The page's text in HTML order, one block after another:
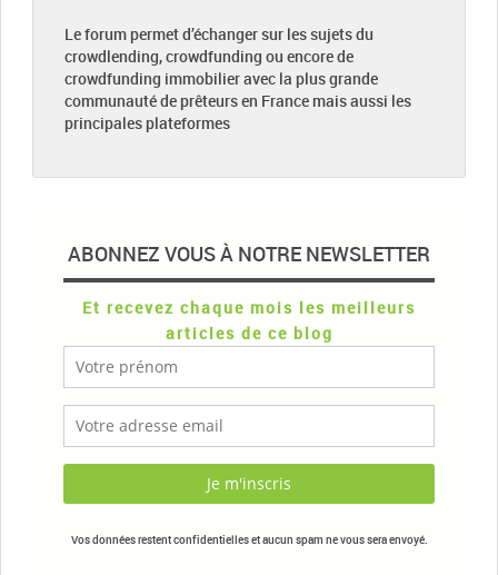
Le forum permet d’échanger sur les sujets du
crowdlending, crowdfunding ou encore de
crowdfunding immobilier avec la plus grande
communauté de prêteurs en France mais aussi les
principales plateformes
ABONNEZ VOUS À NOTRE NEWSLETTER
Et recevez chaque mois les meilleurs
articles de ce blog
Vos données restent confidentielles et aucun spam ne vous sera envoyé.